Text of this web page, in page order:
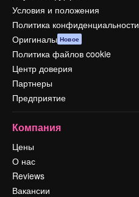
Условия и положения
Политика конфиденциальности
Оригиналы Новое
Политика файлов cookie
Центр доверия
Партнеры
Предприятие
Компания
Цены
О нас
Reviews
Вакансии